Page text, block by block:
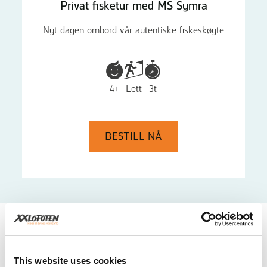
This website uses cookies
Privat fisketur med MS Symra
Nyt dagen ombord vår autentiske fiskeskøyte
4+ Lett 3t
BESTILL NÅ
Dette kan du forvente
autentisk fiskefartøy som legemliggjør ånden til den